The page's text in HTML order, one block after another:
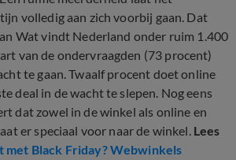
volledig aan zich voorbij gaan. Dat
Wat vindt Nederland onder ruim 1.400
van de ondervraagden (73 procent)
te gaan. Twaalf procent doet online
deal in de wacht te slepen. Nog eens
dat zowel in de winkel als online en
er speciaal voor naar de winkel. Lees
met Black Friday? Webwinkels